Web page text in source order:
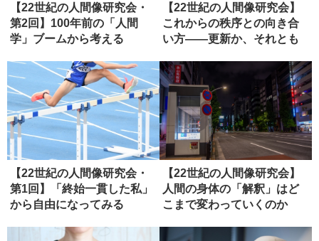
【22世紀の人間像研究会・
第2回】100年前の「人間
学」ブームから考える
【22世紀の人間像研究会】
これからの秩序との向き合
い方――更新か、それとも
【22世紀の人間像研究会・
第1回】「終始一貫した私」
から自由になってみる
【22世紀の人間像研究会】
人間の身体の「解釈」はど
こまで変わっていくのか